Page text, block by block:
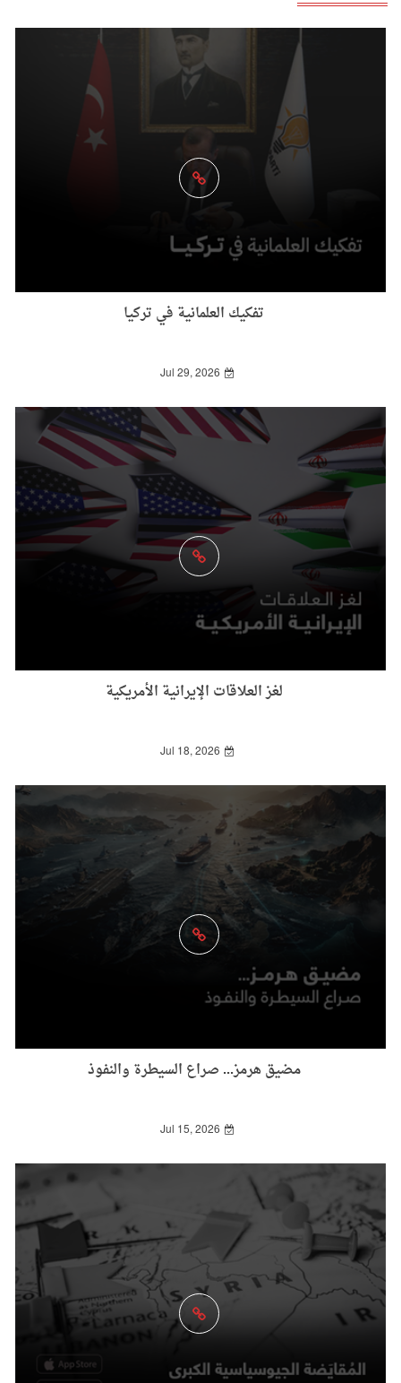
تفكيك العلمانية في تركيا
Jul 29, 2026
لغز العلاقات الإيرانية الأمريكية
Jul 18, 2026
مضيق هرمز... صراع السيطرة والنفوذ
Jul 15, 2026